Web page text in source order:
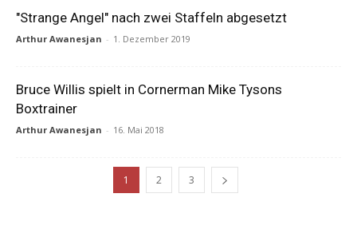
"Strange Angel" nach zwei Staffeln abgesetzt
Arthur Awanesjan - 1. Dezember 2019
Bruce Willis spielt in Cornerman Mike Tysons
Boxtrainer
Arthur Awanesjan - 16. Mai 2018
1 2 3